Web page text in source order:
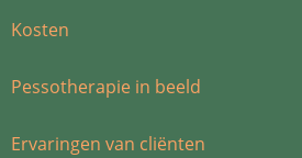
Kosten
Pessotherapie in beeld
Ervaringen van cliënten